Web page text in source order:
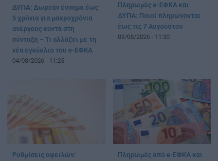
ΔΥΠΑ: Δωρεάν ένσημα έως
5 χρόνια για μακροχρόνια
ανέργους κοντά στη
σύνταξη – Τι αλλάζει με τη
νέα εγκύκλιο του e-ΕΦΚΑ
04/08/2026 - 11:25
Πληρωμές e-ΕΦΚΑ και
ΔΥΠΑ: Ποιοί πληρώνονται
έως τις 7 Αυγούστου
03/08/2026 - 11:30
Ρυθμίσεις οφειλών:
Πληρωμές από e-ΕΦΚΑ και